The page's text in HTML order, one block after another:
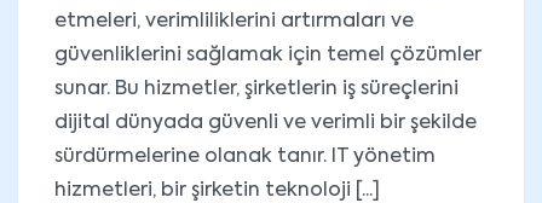
etmeleri, verimliliklerini artırmaları ve
güvenliklerini sağlamak için temel çözümler
sunar. Bu hizmetler, şirketlerin iş süreçlerini
dijital dünyada güvenli ve verimli bir şekilde
sürdürmelerine olanak tanır. IT yönetim
hizmetleri, bir şirketin teknoloji [...]